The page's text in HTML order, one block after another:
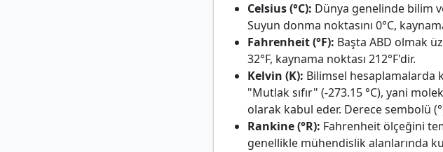
Celsius (°C): Dünya genelinde bilim
Suyun donma noktasını 0°C,
Fahrenheit (°F): Başta ABD olmak
32°F, kaynama noktası 212°F'dir.
Kelvin (K): Bilimsel hesaplamalarda
"Mutlak sıfır" (-273.15 °C), yani
olarak kabul eder. Derece sembolü
Rankine (°R): Fahrenheit ölçeğini
genellikle mühendislik alanlarında